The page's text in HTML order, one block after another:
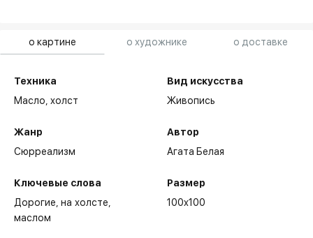
о картине о художнике о доставке
Техника
Масло,холст
Жанр
Сюрреализм
Ключевые слова
Дорогие на холсте
маслом
Вид искусства
Живопись
Автор
Агата Белая
Размер
100x100